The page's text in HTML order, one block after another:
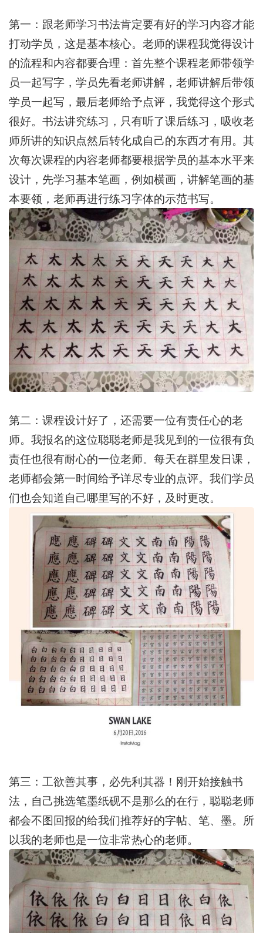
第一：跟老师学习书法肯定要有好的学习内容才能
打动学员，这是基本核心。老师的课程我觉得设计
的流程和内容都要合理：首先整个课程老师带领学
员一起写字，学员先看老师讲解，老师讲解后带领
学员一起写，最后老师给予点评，我觉得这个形式
很好。书法讲究练习，只有听了课后练习，吸收老
师所讲的知识点然后转化成自己的东西才有用。其
次每次课程的内容老师都要根据学员的基本水平来
设计，先学习基本笔画，例如横画，讲解笔画的基
本要领，老师再进行练习字体的示范书写。
第二：课程设计好了，还需要一位有责任心的老
师。我报名的这位聪聪老师是我见到的一位很有负
责任也很有耐心的一位老师。每天在群里发日课，
老师都会第一时间给予详尽专业的点评。我们学员
们也会知道自己哪里写的不好，及时更改。
第三：工欲善其事，必先利其器！刚开始接触书
法，自己挑选笔墨纸砚不是那么的在行，聪聪老师
都会不图回报的给我们推荐好的字帖、笔、墨。所
以我的老师也是一位非常热心的老师。